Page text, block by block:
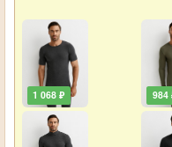
1 068 ₽ 984